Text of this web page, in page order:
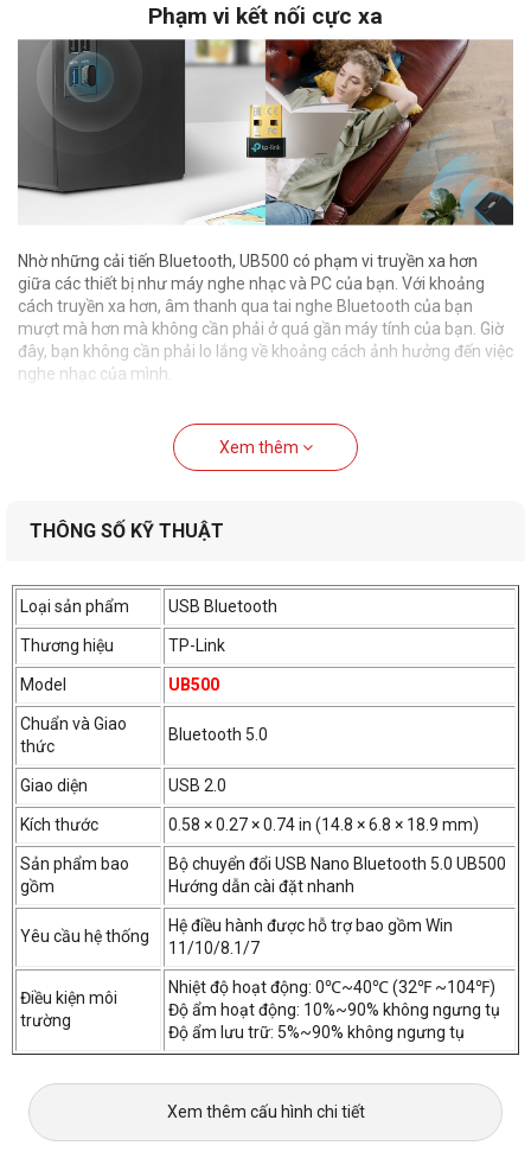
Phạm vi kết nối cực xa
Nhờ những cải tiến Bluetooth, UB500 có phạm vi truyền xa hơn
giữa các thiết bị như máy nghe nhạc và PC của bạn. Với khoảng
cách truyền xa hơn, âm thanh qua tai nghe Bluetooth của bạn
mượt mà hơn mà không cần phải ở quá gần máy tính của bạn. Giờ
đây, bạn không cần phải lo lắng về khoảng cách ảnh hưởng đến việc
nghe nhạc của mình.
Kết nối dễ dàng
UB500 giúp PC và laptop không có Bluetooth trở thành thiết bị có
khả năng kết nối Bluetooth. Chỉ cần kết nối thiết bị Bluetooth của
bạn với PC và tận hưởng một cách dễ dàng. Thiết bị hỗ trợ tối đa 7
thiết bị Bluetooth cùng một lúc với kết nối không dây mạnh mẽ. Bạn
có thể truyền tập tin, nhạc, video giữa các thiết bị Bluetooth và PC
của mình với tốc độ truyền nhanh hơn gấp 2 lần.
Kích thước Nano nhỏ gọn, tiện lợi
Xem thêm
THÔNG SỐ KỸ THUẬT
Loại sản phẩm USB Bluetooth
Thương hiệu TP-Link
Model UB500
Chuẩn và Giao
thức
Bluetooth 5.0
Giao diện USB 2.0
Kích thước 0.58 × 0.27 × 0.74 in (14.8 × 6.8 × 18.9 mm)
Sản phẩm bao
gồm
Bộ chuyển đổi USB Nano Bluetooth 5.0 UB500
Hướng dẫn cài đặt nhanh
Yêu cầu hệ thống
Hệ điều hành được hỗ trợ bao gồm Win
11/10/8.1/7
Điều kiện môi
trường
Nhiệt độ hoạt động: 0℃~40℃ (32℉ ~104℉)
Độ ẩm hoạt động: 10%~90% không ngưng tụ
Độ ẩm lưu trữ: 5%~90% không ngưng tụ
Xem thêm cấu hình chi tiết